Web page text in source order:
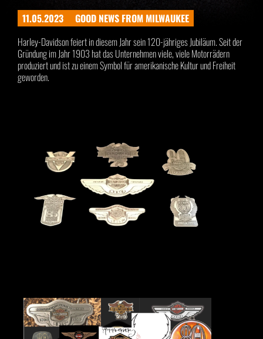
11.05.2023
GOOD NEWS FROM MILWAUKEE
Harley-Davidson feiert in diesem Jahr sein 120-jähriges Jubiläum. Seit der
Gründung im Jahr 1903 hat das Unternehmen viele, viele Motorrädern
produziert und ist zu einem Symbol für amerikanische Kultur und Freiheit
geworden.